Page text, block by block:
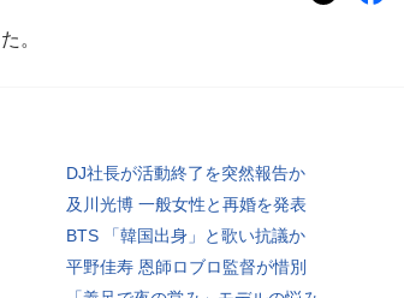
。
DJ社長が活動終了を突然報告か
及川光博 一般女性と再婚を発表
BTS 「韓国出身」と歌い抗議か
平野佳寿 恩師ロブロ監督が惜別